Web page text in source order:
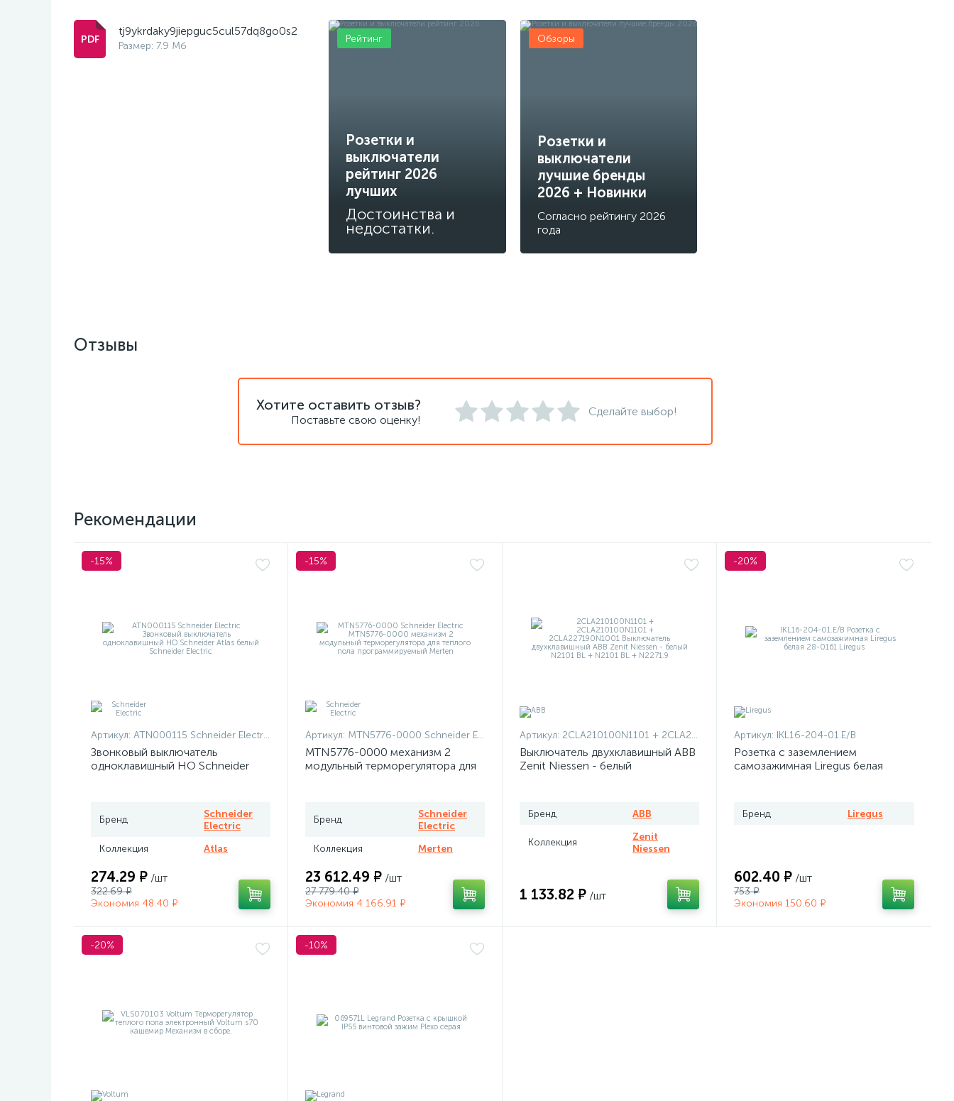
tj9ykrdaky9jiepguc5cul57dq8go0s2
Размер: 7.9 Мб
Розетки и
выключатели
рейтинг 2026
лучших
Достоинства и
недостатки.
Рейтинг
Розетки и
выключатели
лучшие бренды
2026 + Новинки
Согласно рейтингу 2026
года
Обзоры
Отзывы
Хотите оставить отзыв?
Поставьте свою оценку!
Сделайте выбор!
Рекомендации
-15%
Артикул: ATN000115 Schneider Electric
Звонковый выключатель
одноклавишный НО Schneider
Бренд
Schneider
Electric
Коллекция
Atlas
274.29 ₽ /шт
322.69 ₽
Экономия 48.40 ₽
-15%
Артикул: MTN5776-0000 Schneider Electric
MTN5776-0000 механизм 2
модульный терморегулятора для
Бренд
Schneider
Electric
Коллекция
Merten
23 612.49 ₽ /шт
27 779.40 ₽
Экономия 4 166.91 ₽
Артикул: 2CLA210100N1101 + 2CLA210100N1101 + 2CLA227190N1001
Выключатель двухклавишный ABB
Zenit Niessen - белый
Бренд ABB
Коллекция
Zenit
Niessen
1 133.82 ₽ /шт
-20%
Артикул: IKL16-204-01.E/B
Розетка с заземлением
самозажимная Liregus белая
Бренд Liregus
602.40 ₽ /шт
753 ₽
Экономия 150.60 ₽
-20% -10%